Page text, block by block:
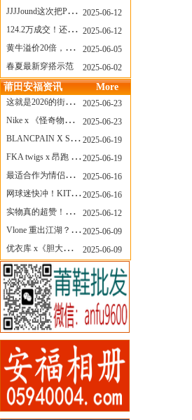
JJJJound这次把PUMA改得好安静
2025-06-12
124.2万成交！还有什么是Labubu做不到的？
2025-06-12
黄牛溢价20倍，「Labubu」3.0市价大盘点！假货比正品还贵...
2025-06-05
春夏最新穿搭示范
2025-06-02
莆田安福资讯 More
这就是2026的街头感！Prada新包我先爱了
2025-06-23
Nike x 《怪奇物语》联名回归，终于轮到这双热门款了！
2025-06-23
BLANCPAIN X SWATCH联名款 BIOCERAMIC SCUBA FIFTY FATHOMS 系列推出全新 GREEN ABYSS（碧波洋）腕表
2025-06-19
FKA twigs x 昂跑 联名来了，这三双 Cloud X 你选哪一双？
2025-06-19
最适合作为情侣鞋的New Balance 1906 Loafer出现了！
2025-06-16
网球迷快冲！KITH x Wilson 限量球拍太会设计了
2025-06-16
实物真的超赞！NB 新款 2010 新配色
2025-06-12
Vlone 重出江湖？突然又要联名，谁能想到！
2025-06-09
优衣库 x《胆大党》新品公布，第二季联动周边来了！
2025-06-09